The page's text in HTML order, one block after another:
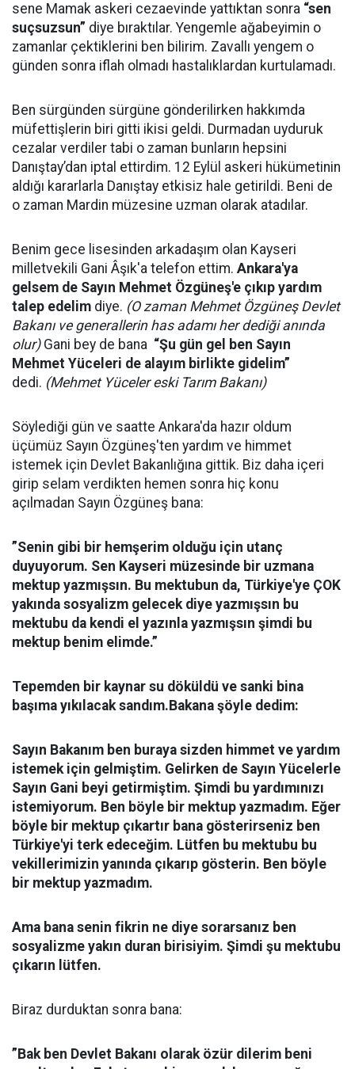
sene Mamak askeri cezaevinde yattıktan sonra “sen
suçsuzsun” diye bıraktılar. Yengemle ağabeyimin o
zamanlar çektiklerini ben bilirim. Zavallı yengem o
günden sonra iflah olmadı hastalıklardan kurtulamadı.
Ben sürgünden sürgüne gönderilirken hakkımda
müfettişlerin biri gitti ikisi geldi. Durmadan uyduruk
cezalar verdiler tabi o zaman bunların hepsini
Danıştay’dan iptal ettirdim. 12 Eylül askeri hükümetinin
aldığı kararlarla Danıştay etkisiz hale getirildi. Beni de
o zaman Mardin müzesine uzman olarak atadılar.
Benim gece lisesinden arkadaşım olan Kayseri
milletvekili Gani Âşık'a telefon ettim. Ankara'ya
gelsem de Sayın Mehmet Özgüneş'e çıkıp yardım
talep edelim diye. (O zaman Mehmet Özgüneş Devlet
Bakanı ve generallerin has adamı her dediği anında
olur)Gani bey de bana “Şu gün gel ben Sayın
Mehmet Yüceleri de alayım birlikte gidelim”
dedi. (Mehmet Yüceler eski Tarım Bakanı)
Söylediği gün ve saatte Ankara'da hazır oldum
üçümüz Sayın Özgüneş'ten yardım ve himmet
istemek için Devlet Bakanlığına gittik. Biz daha içeri
girip selam verdikten hemen sonra hiç konu
açılmadan Sayın Özgüneş bana:
”Senin gibi bir hemşerim olduğu için utanç
duyuyorum. Sen Kayseri müzesinde bir uzmana
mektup yazmışsın. Bu mektubun da, Türkiye'ye ÇOK
yakında sosyalizm gelecek diye yazmışsın bu
mektubu da kendi el yazınla yazmışsın şimdi bu
mektup benim elimde.”
Tepemden bir kaynar su döküldü ve sanki bina
başıma yıkılacak sandım.Bakana şöyle dedim:
Sayın Bakanım ben buraya sizden himmet ve yardım
istemek için gelmiştim. Gelirken de Sayın Yücelerle
Sayın Gani beyi getirmiştim. Şimdi bu yardımınızı
istemiyorum. Ben böyle bir mektup yazmadım. Eğer
böyle bir mektup çıkartır bana gösterirseniz ben
Türkiye'yi terk edeceğim. Lütfen bu mektubu bu
vekillerimizin yanında çıkarıp gösterin. Ben böyle
bir mektup yazmadım.
Ama bana senin fikrin ne diye sorarsanız ben
sosyalizme yakın duran birisiyim. Şimdi şu mektubu
çıkarın lütfen.
Biraz durduktan sonra bana:
”Bak ben Devlet Bakanı olarak özür dilerim beni